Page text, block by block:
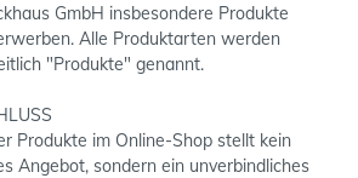
GmbH insbesondere Produkte
Alle Produktarten werden
"Produkte" genannt.
Produkte im Online-Shop stellt kein
Angebot, sondern ein unverbindliches